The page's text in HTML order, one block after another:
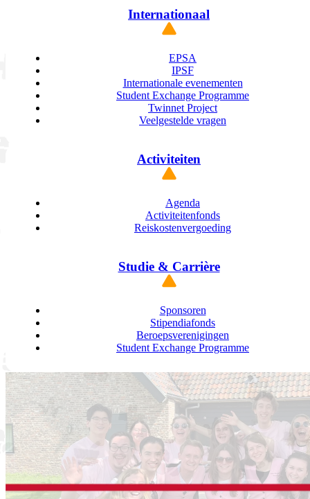
Internationaal
EPSA
IPSF
Internationale evenementen
Student Exchange Programme
Twinnet Project
Veelgestelde vragen
Activiteiten
Agenda
Activiteitenfonds
Reiskostenvergoeding
Studie & Carrière
Sponsoren
Stipendiafonds
Beroepsverenigingen
Student Exchange Programme